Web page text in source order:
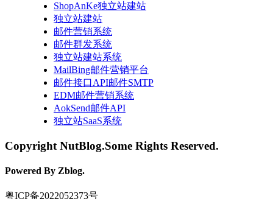
ShopAnKe独立站建站
独立站建站
邮件营销系统
邮件群发系统
独立站建站系统
MailBing邮件营销平台
邮件接口API邮件SMTP
EDM邮件营销系统
AokSend邮件API
独立站SaaS系统
Copyright NutBlog.Some Rights Reserved.
Powered By Zblog.
粤ICP备2022052373号